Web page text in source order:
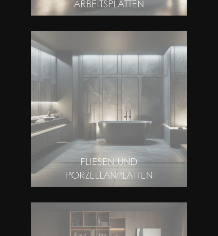
ARBEITSPLATTEN
FLIESEN UND
PORZELLANPLATTEN